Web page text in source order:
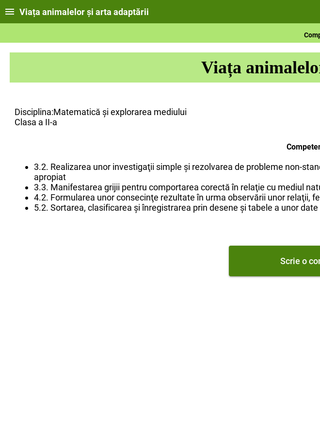
Viața animalelor și arta adaptării
Viața
Disciplina:Matematică și explorarea mediului
Clasa a II-a
3.2. Realizarea unor investigaţii simple şi rezolvarea de probleme non-
apropiat
3.3. Manifestarea grijii pentru comportarea corectă în relaţie cu mediul
4.2. Formularea unor consecinţe rezultate în urma observării unor relaţii,
5.2. Sortarea, clasificarea şi înregistrarea prin desene şi tabele a unor
Scrie o